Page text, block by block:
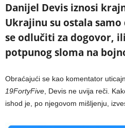
Danijel Devis iznosi
Ukrajinu su ostala
se odlučiti za dogovor,
potpunog sloma na
Obraćajući se kao komentator
19FortyFive , Devis ne uvija reči.
ishod je, po njegovom mišljenju,